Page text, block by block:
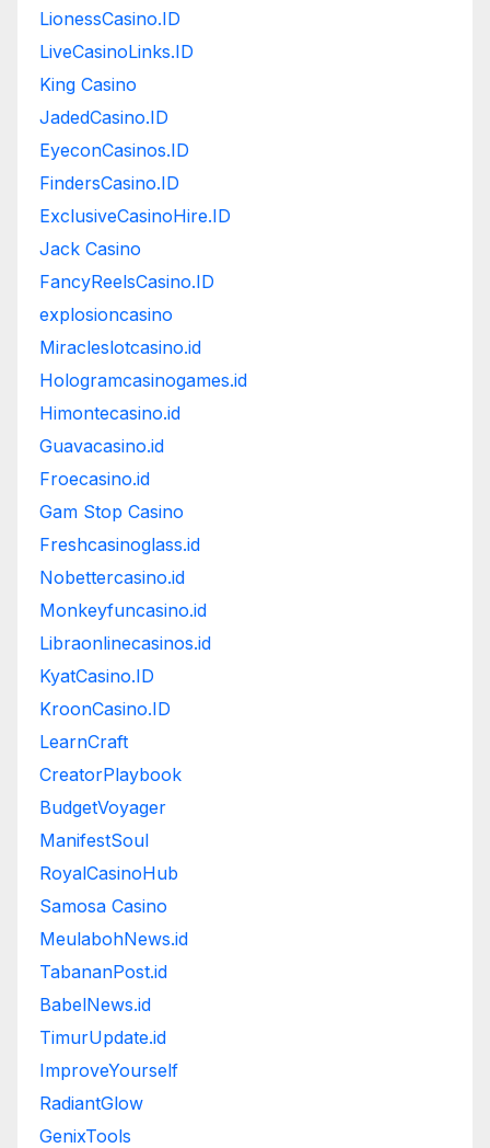
LionessCasino.ID
LiveCasinoLinks.ID
King Casino
JadedCasino.ID
EyeconCasinos.ID
FindersCasino.ID
ExclusiveCasinoHire.ID
Jack Casino
FancyReelsCasino.ID
explosioncasino
Miracleslotcasino.id
Hologramcasinogames.id
Himontecasino.id
Guavacasino.id
Froecasino.id
Gam Stop Casino
Freshcasinoglass.id
Nobettercasino.id
Monkeyfuncasino.id
Libraonlinecasinos.id
KyatCasino.ID
KroonCasino.ID
LearnCraft
CreatorPlaybook
BudgetVoyager
ManifestSoul
RoyalCasinoHub
Samosa Casino
MeulabohNews.id
TabananPost.id
BabelNews.id
TimurUpdate.id
ImproveYourself
RadiantGlow
GenixTools